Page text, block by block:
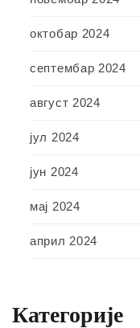
октобар 2024
септембар 2024
август 2024
јул 2024
јун 2024
мај 2024
април 2024
Категорије